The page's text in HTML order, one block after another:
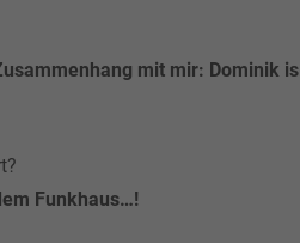
mit mir: Dominik is
Funkhaus…!